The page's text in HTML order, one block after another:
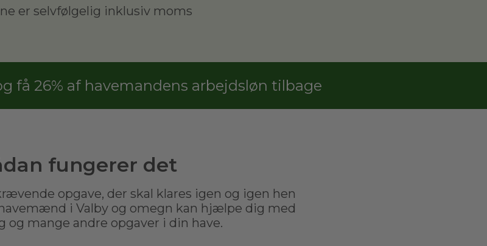
er selvfølgelig inklusiv moms
få 26% af havemandens arbejdsløn tilbage
fungerer det
opgave, der skal klares igen og igen hen
i Valby og omegn kan hjælpe dig med
og mange andre opgaver i din have.